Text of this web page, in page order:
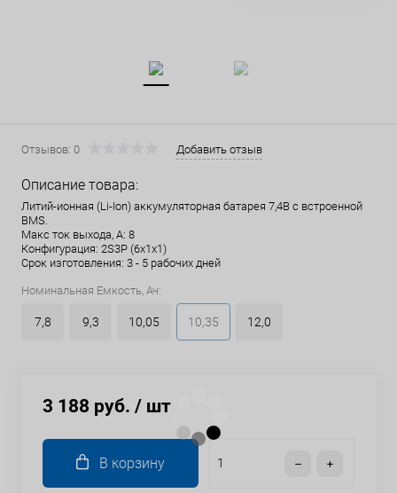
Отзывов: 0 Добавить отзыв
Описание товара:
Литий-ионная (Li-Ion) аккумуляторная батарея 7,4В с встроенной
BMS.
Макс ток выхода, А: 8
Конфигурация: 2S3P (6x1x1)
Срок изготовления: 3 - 5 рабочих дней
Номинальная Емкость, Ач:
7,8 9,3 10,05 10,35 12,0
3 188 руб. / шт
В корзину